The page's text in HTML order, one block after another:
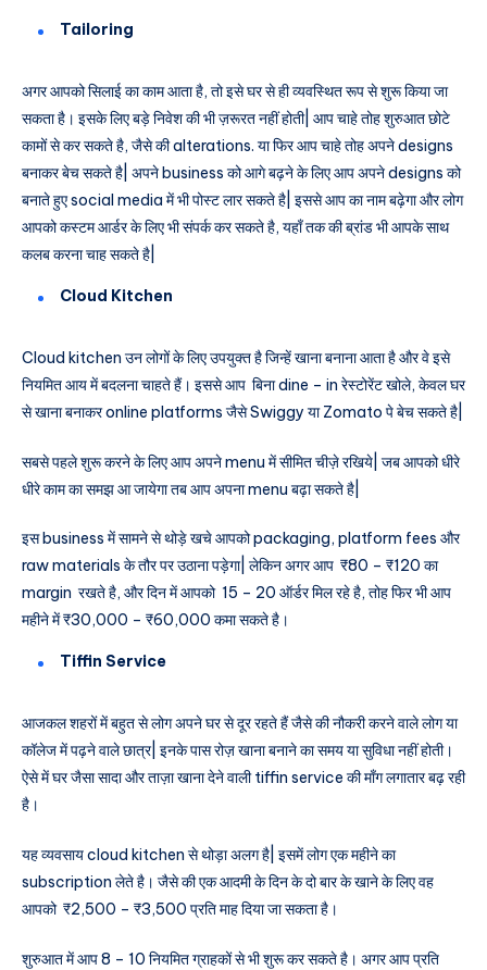
Tailoring
अगर आपको सिलाई का काम आता है, तो इसे घर से ही व्यवस्थित रूप से शुरू किया जा
सकता है। इसके लिए बड़े निवेश की भी ज़रूरत नहीं होती| आप चाहे तोह शुरुआत छोटे
कामों से कर सकते है, जैसे की alterations. या फिर आप चाहे तोह अपने designs
बनाकर बेच सकते है| अपने business को आगे बढ़ने के लिए आप अपने designs को
बनाते हुए social media में भी पोस्ट लार सकते है| इससे आप का नाम बढ़ेगा और लोग
आपको कस्टम आर्डर के लिए भी संपर्क कर सकते है, यहाँ तक की ब्रांड भी आपके साथ
कलब करना चाह सकते है|
Cloud Kitchen
Cloud kitchen उन लोगों के लिए उपयुक्त है जिन्हें खाना बनाना आता है और वे इसे
नियमित आय में बदलना चाहते हैं। इससे आप बिना dine – in रेस्टोरेंट खोले, केवल घर
से खाना बनाकर online platforms जैसे Swiggy या Zomato पे बेच सकते है|
सबसे पहले शुरू करने के लिए आप अपने menu में सीमित चीज़े रखिये| जब आपको धीरे
धीरे काम का समझ आ जायेगा तब आप अपना menu बढ़ा सकते है|
इस business में सामने से थोड़े खचे आपको packaging, platform fees और
raw materials के तौर पर उठाना पड़ेगा| लेकिन अगर आप ₹80 – ₹120 का
margin रखते है, और दिन में आपको 15 – 20 ऑर्डर मिल रहे है, तोह फिर भी आप
महीने में ₹30,000 – ₹60,000 कमा सकते है।
Tiffin Service
आजकल शहरों में बहुत से लोग अपने घर से दूर रहते हैं जैसे की नौकरी करने वाले लोग या
कॉलेज में पढ़ने वाले छात्र| इनके पास रोज़ खाना बनाने का समय या सुविधा नहीं होती।
ऐसे में घर जैसा सादा और ताज़ा खाना देने वाली tiffin service की माँग लगातार बढ़ रही
है।
यह व्यवसाय cloud kitchen से थोड़ा अलग है| इसमें लोग एक महीने का
subscription लेते है। जैसे की एक आदमी के दिन के दो बार के खाने के लिए वह
आपको ₹2,500 – ₹3,500 प्रति माह दिया जा सकता है।
शुरुआत में आप 8 – 10 नियमित ग्राहकों से भी शुरू कर सकते है। अगर आप प्रति